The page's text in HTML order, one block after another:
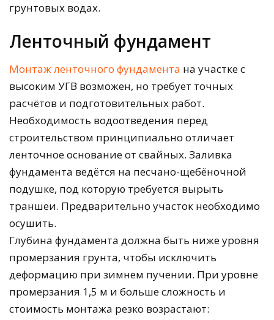
грунтовых водах.
Ленточный фундамент
Монтаж ленточного фундамента на участке с
высоким УГВ возможен, но требует точных
расчётов и подготовительных работ.
Необходимость водоотведения перед
строительством принципиально отличает
ленточное основание от свайных. Заливка
фундамента ведётся на песчано-щебёночной
подушке, под которую требуется вырыть
траншеи. Предварительно участок необходимо
осушить.
Глубина фундамента должна быть ниже уровня
промерзания грунта, чтобы исключить
деформацию при зимнем пучении. При уровне
промерзания 1,5 м и больше сложность и
стоимость монтажа резко возрастают: